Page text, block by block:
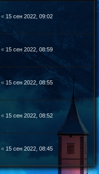
« 15 сен 2022, 09:02
« 15 сен 2022, 08:59
« 15 сен 2022, 08:55
« 15 сен 2022, 08:52
« 15 сен 2022, 08:45